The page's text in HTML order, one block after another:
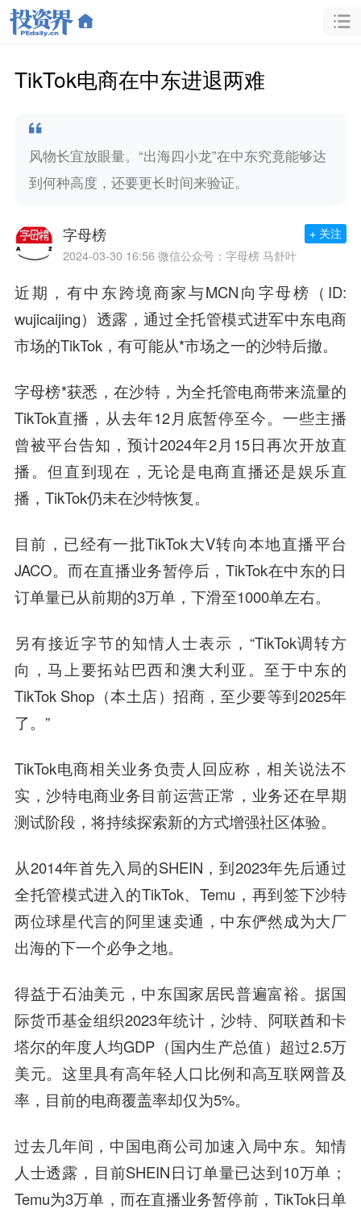
TikTok电商在中东进退两难
风物长宜放眼量。“出海四小龙”在中东究竟能够达
到何种高度，还要更长时间来验证。
字母榜
2024-03-30 16:56 微信公众号：字母榜 马舒叶
+ 关注
近期，有中东跨境商家与MCN向字母榜（ID:
wujicaijing）透露，通过全托管模式进军中东电商
市场的TikTok，有可能从*市场之一的沙特后撤。
字母榜*获悉，在沙特，为全托管电商带来流量的
TikTok直播，从去年12月底暂停至今。一些主播
曾被平台告知，预计2024年2月15日再次开放直
播。但直到现在，无论是电商直播还是娱乐直
播，TikTok仍未在沙特恢复。
目前，已经有一批TikTok大V转向本地直播平台
JACO。而在直播业务暂停后，TikTok在中东的日
订单量已从前期的3万单，下滑至1000单左右。
另有接近字节的知情人士表示，“TikTok调转方
向，马上要拓站巴西和澳大利亚。至于中东的
TikTok Shop（本土店）招商，至少要等到2025年
了。”
TikTok电商相关业务负责人回应称，相关说法不
实，沙特电商业务目前运营正常，业务还在早期
测试阶段，将持续探索新的方式增强社区体验。
从2014年首先入局的SHEIN，到2023年先后通过
全托管模式进入的TikTok、Temu，再到签下沙特
两位球星代言的阿里速卖通，中东俨然成为大厂
出海的下一个必争之地。
得益于石油美元，中东国家居民普遍富裕。据国
际货币基金组织2023年统计，沙特、阿联酋和卡
塔尔的年度人均GDP（国内生产总值）超过2.5万
美元。这里具有高年轻人口比例和高互联网普及
率，目前的电商覆盖率却仅为5%。
过去几年间，中国电商公司加速入局中东。知情
人士透露，目前SHEIN日订单量已达到10万单；
Temu为3万单，而在直播业务暂停前，TikTok日单